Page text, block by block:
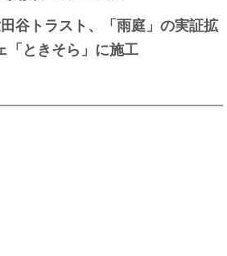
谷トラスト、「雨庭」の実証拡
「ときそら」に施工